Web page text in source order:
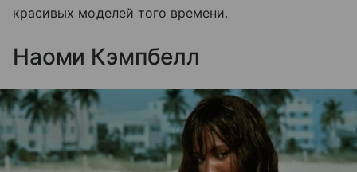
красивых моделей того времени.
Наоми Кэмпбелл